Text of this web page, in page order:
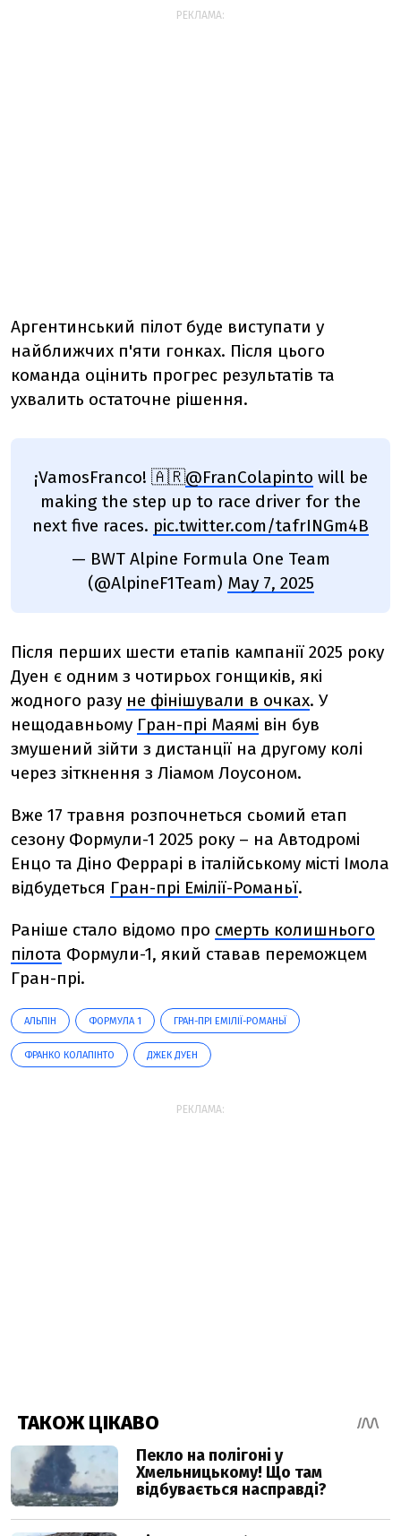
РЕКЛАМА:
Аргентинський пілот буде виступати у
найближчих п'яти гонках. Після цього
команда оцінить прогрес результатів та
ухвалить остаточне рішення.
¡VamosFranco! 🇦🇷@FranColapinto will be
making the step up to race driver for the
next five races. pic.twitter.com/tafrINGm4B
— BWT Alpine Formula One Team
(@AlpineF1Team) May 7, 2025
Після перших шести етапів кампанії 2025 року
Дуен є одним з чотирьох гонщиків, які
жодного разу не фінішували в очках. У
нещодавньому Гран-прі Маямі він був
змушений зійти з дистанції на другому колі
через зіткнення з Ліамом Лоусоном.
Вже 17 травня розпочнеться сьомий етап
сезону Формули-1 2025 року – на Автодромі
Енцо та Діно Феррарі в італійському місті Імола
відбудеться Гран-прі Емілії-Романьї.
Раніше стало відомо про смерть колишнього
пілота Формули-1, який ставав переможцем
Гран-прі.
АЛЬПІН ФОРМУЛА 1 ГРАН-ПРІ ЕМІЛІЇ-РОМАНЬЇ
ФРАНКО КОЛАПІНТО ДЖЕК ДУЕН
РЕКЛАМА: